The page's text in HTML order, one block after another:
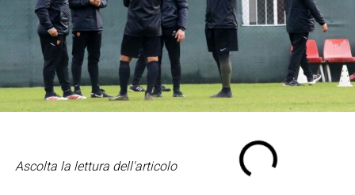
Ascolta la lettura dell'articolo